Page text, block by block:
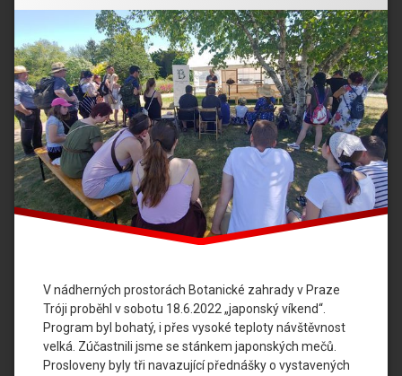
V nádherných prostorách Botanické zahrady v Praze
Tróji proběhl v sobotu 18.6.2022 „japonský víkend“.
Program byl bohatý, i přes vysoké teploty návštěvnost
velká. Zúčastnili jsme se stánkem japonských mečů.
Prosloveny byly tři navazující přednášky o vystavených